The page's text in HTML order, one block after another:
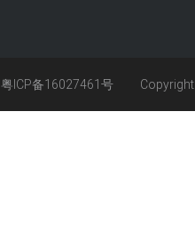
粤ICP备16027461号